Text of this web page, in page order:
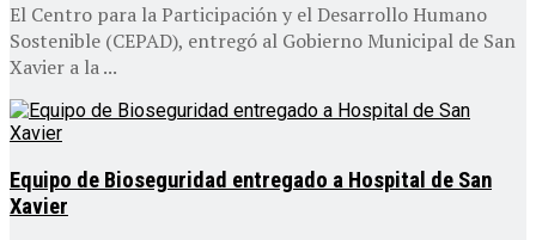
El Centro para la Participación y el Desarrollo Humano
Sostenible (CEPAD), entregó al Gobierno Municipal de San
Xavier a la ...
Equipo de Bioseguridad entregado a Hospital de San
Xavier